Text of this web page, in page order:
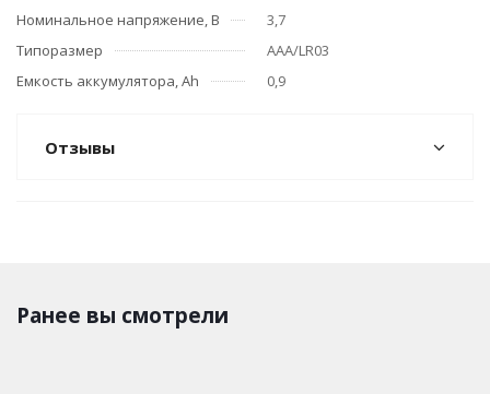
Номинальное напряжение, В
3,7
Типоразмер
ААА/LR03
Емкость аккумулятора, Ah
0,9
Отзывы
Ранее вы смотрели